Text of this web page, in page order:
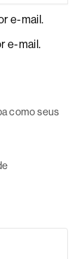
e-mail.
e-mail.
como seus